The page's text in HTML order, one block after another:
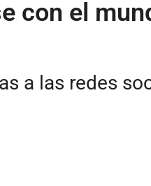
con el
a las redes